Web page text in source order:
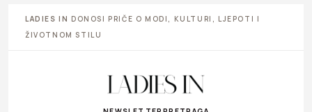
LADIES IN DONOSI PRIČE O MODI, KULTURI, LJEPOTI I
ŽIVOTNOM STILU